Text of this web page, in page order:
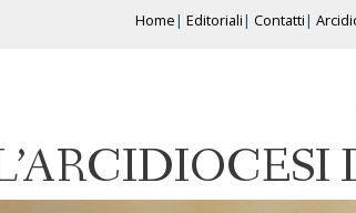
Home Editoriali Contatti